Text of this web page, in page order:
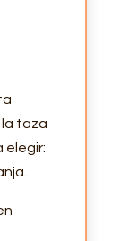
la taza
elegir: